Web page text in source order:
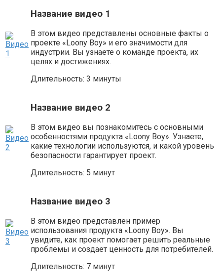
Название видео 1
В этом видео представлены основные факты о
проекте «Loony Boy» и его значимости для
индустрии. Вы узнаете о команде проекта, их
целях и достижениях.
Длительность: 3 минуты
Название видео 2
В этом видео вы познакомитесь с основными
особенностями продукта «Loony Boy». Узнаете,
какие технологии используются, и какой уровень
безопасности гарантирует проект.
Длительность: 5 минут
Название видео 3
В этом видео представлен пример
использования продукта «Loony Boy». Вы
увидите, как проект помогает решить реальные
проблемы и создает ценность для потребителей.
Длительность: 7 минут